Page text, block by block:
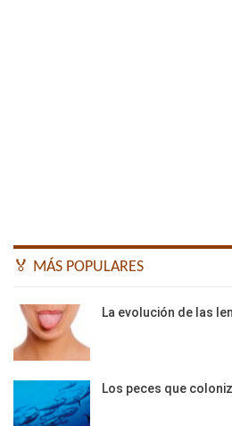
🏅 MÁS POPULARES
La evolución de las
Los peces que